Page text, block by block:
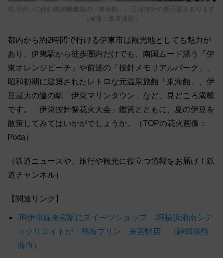
松川沿いに佇む純和風建築の「東海館」。三浦按針の展示室もあります
（画像：筆者撮影）
都内から約2時間で行ける伊東市は観光地としても魅力が
あり、伊東駅から徒歩圏内だけでも、南国ムード漂う「伊
東オレンジビーチ」や前述の「按針メモリアルパーク」、
昭和初期に建築されたレトロな元温泉旅館「東海館」、伊
豆最大の道の駅「伊東マリンタウン」など、見どころ満載
です。「伊東按針祭花火大会」鑑賞とともに、夏の伊豆を
散策してみてはいかがでしょうか。（TOPの花火画像：
Pixta）
（鉄道ニュースや、旅行や観光に役立つ情報をお届け！鉄
道チャンネル）
【関連リンク】
JR伊東線来宮駅にスイーツショップ JR横浜湘南シテ
ィクリエイトが「熱海プリン 来宮駅店」（静岡県熱
海市）